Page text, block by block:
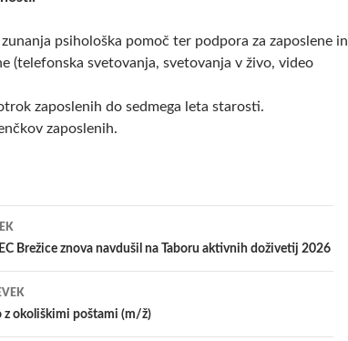
psihološka pomoč ter podpora za zaposlene in
(telefonska svetovanja, svetovanja v živo, video
zaposlenih do sedmega leta starosti.
zaposlenih.
Brežice znova navdušil na Taboru aktivnih doživetij 2026
z okoliškimi poštami (m/ž)